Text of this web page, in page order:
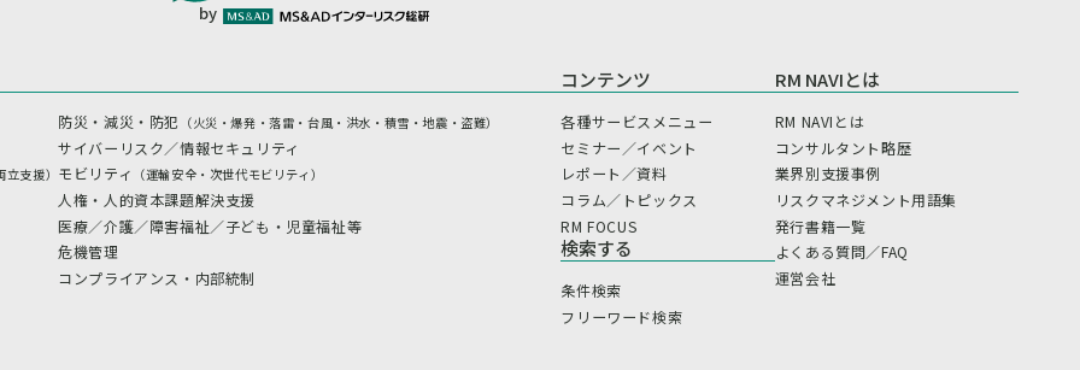
by
支援）
防災・減災・防犯 （火災・爆発・落雷・台風・洪水・積雪・地震・盗難）
サイバーリスク／情報セキュリティ
モビリティ （運輸安全・次世代モビリティ）
人権・人的資本課題解決支援
医療／介護／障害福祉／子ども・児童福祉等
危機管理
コンプライアンス・内部統制
コンテンツ
各種サービスメニュー
セミナー／イベント
レポート／資料
コラム／トピックス
RM FOCUS
検索する
条件検索
フリーワード検索
RM NAVIとは
RM NAVIとは
コンサルタント略歴
業界別支援事例
リスクマネジメント用語集
発行書籍一覧
よくある質問／FAQ
運営会社